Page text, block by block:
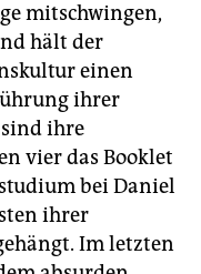
mitschwingen,
hält der
einen
ihrer
ihre
vier das Booklet
bei Daniel
ihrer
Im letzten